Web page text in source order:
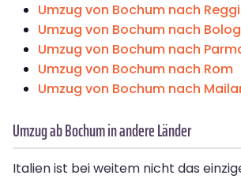
Umzug von Bochum nach
Umzug von Bochum nach
Umzug von Bochum nach
Umzug von Bochum nach Rom
Umzug von Bochum nach
Umzug ab Bochum in andere Länder
Italien ist bei weitem nicht das